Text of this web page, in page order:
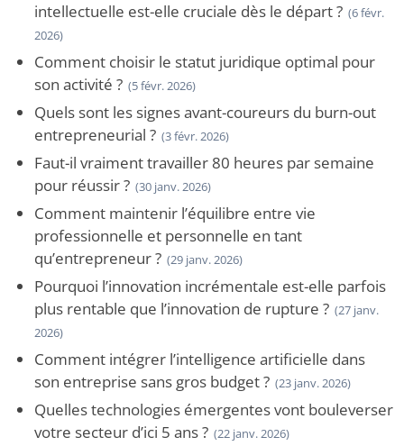
intellectuelle est-elle cruciale dès le départ ? (6 févr.
2026)
Comment choisir le statut juridique optimal pour
son activité ? (5 févr. 2026)
Quels sont les signes avant-coureurs du burn-out
entrepreneurial ? (3 févr. 2026)
Faut-il vraiment travailler 80 heures par semaine
pour réussir ? (30 janv. 2026)
Comment maintenir l’équilibre entre vie
professionnelle et personnelle en tant
qu’entrepreneur ? (29 janv. 2026)
Pourquoi l’innovation incrémentale est-elle parfois
plus rentable que l’innovation de rupture ? (27 janv.
2026)
Comment intégrer l’intelligence artificielle dans
son entreprise sans gros budget ? (23 janv. 2026)
Quelles technologies émergentes vont bouleverser
votre secteur d’ici 5 ans ? (22 janv. 2026)